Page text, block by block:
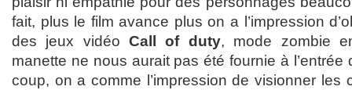
fait, plus le film avance plus on a l’impression
des jeux vidéoCall of duty, mode zombie
manette ne nous aurait pas été fournie à l’entrée
coup, on a comme l’impression de visionner les